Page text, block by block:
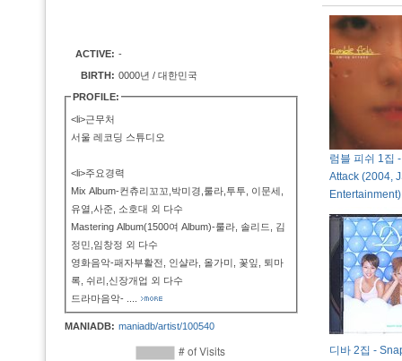
ACTIVE: -
BIRTH: 0000년 / 대한민국
PROFILE:
<li>근무처
서울 레코딩 스튜디오
<li>주요경력
Mix Album-컨츄리꼬꼬,박미경,룰라,투투, 이문세,
유열,사준, 소호대 외 다수
Mastering Album(1500여 Album)-룰라, 솔리드, 김
정민,임창정 외 다수
영화음악-패자부활전, 인샬라, 올가미, 꽃잎, 퇴마
록, 쉬리,신장개업 외 다수
드라마음악-
MANIADB: maniadb/artist/100540
럼블 피쉬 1집
Attack (2004,
Entertainment)
디바 2집 -